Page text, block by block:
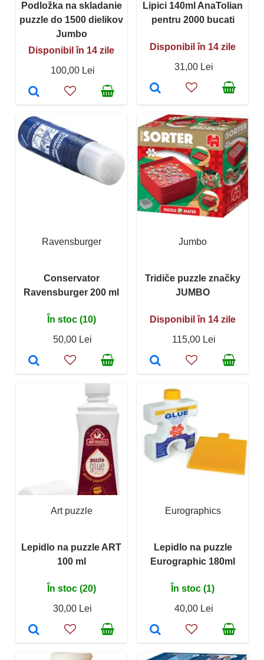
Podložka na skladanie
puzzle do 1500 dielikov
Jumbo
Disponibil în 14 zile
100,00 Lei
Lipici 140ml AnaTolian
pentru 2000 bucati
Disponibil în 14 zile
31,00 Lei
Ravensburger
Conservator
Ravensburger 200 ml
În stoc (10)
50,00 Lei
Jumbo
Tridiče puzzle značky
JUMBO
Disponibil în 14 zile
115,00 Lei
Art puzzle
Lepidlo na puzzle ART
100 ml
În stoc (20)
30,00 Lei
Eurographics
Lepidlo na puzzle
Eurographic 180ml
În stoc (1)
40,00 Lei